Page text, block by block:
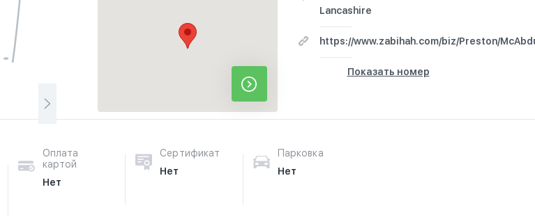
Lancashire
https://www.zabihah.com/biz/Preston/
Показать номер
Оплата
картой
Нет
Сертификат
Нет
Парковка
Нет